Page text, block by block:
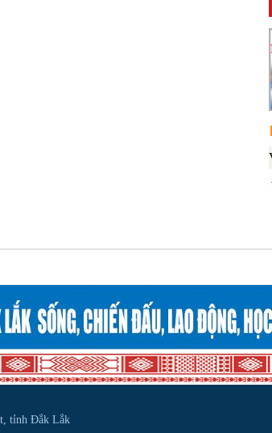
tỉnh Đắk Lắk